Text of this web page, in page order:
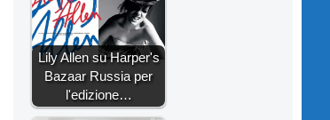
Lily Allen su Harper's
Bazaar Russia per
l'edizione…